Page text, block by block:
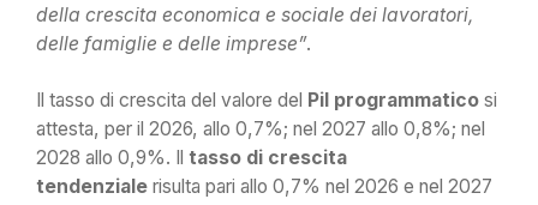
della crescita economica e sociale dei lavoratori,
delle famiglie e delle imprese”.
Il tasso di crescita del valore del Pil programmatico si
attesta, per il 2026, allo 0,7%; nel 2027 allo 0,8%; nel
2028 allo 0,9%. Il tasso di crescita
tendenziale risulta pari allo 0,7% nel 2026 e nel 2027